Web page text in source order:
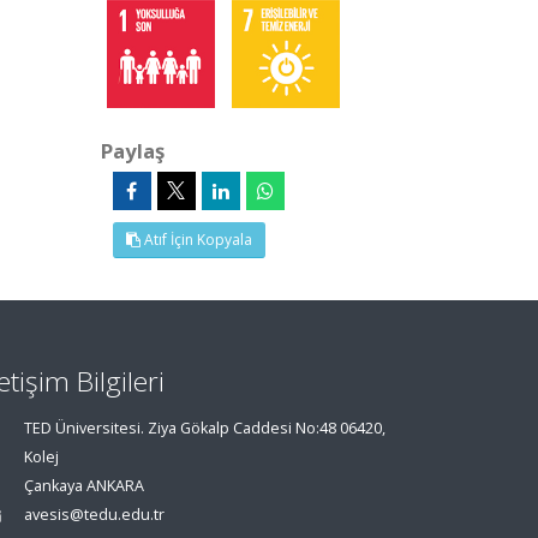
Paylaş
Atıf İçin Kopyala
Bilgileri
TED Üniversitesi. Ziya Gökalp Caddesi No:48 06420,
Kolej
Çankaya ANKARA
avesis@tedu.edu.tr